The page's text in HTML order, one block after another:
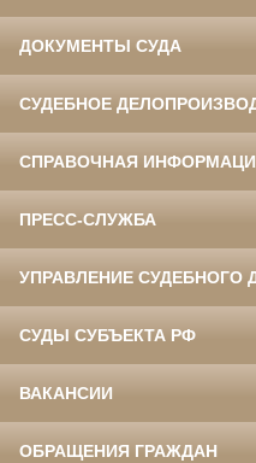
ДОКУМЕНТЫ СУДА
СУДЕБНОЕ
СПРАВОЧНАЯ
ПРЕСС-СЛУЖБА
УПРАВЛЕНИЕ СУДЕБНОГО
СУДЫ СУБЪЕКТА РФ
ВАКАНСИИ
ОБРАЩЕНИЯ ГРАЖДАН